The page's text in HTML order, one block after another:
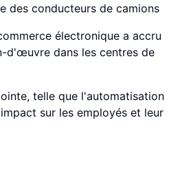
des conducteurs de camions
électronique a accru
d'œuvre dans les centres de
telle que l'automatisation
sur les employés et leur